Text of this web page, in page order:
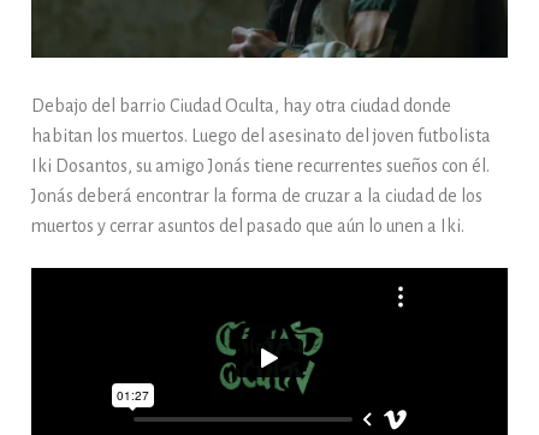
Debajo del barrio Ciudad Oculta, hay otra ciudad donde
habitan los muertos. Luego del asesinato del joven futbolista
Iki Dosantos, su amigo Jonás tiene recurrentes sueños con él.
Jonás deberá encontrar la forma de cruzar a la ciudad de los
muertos y cerrar asuntos del pasado que aún lo unen a Iki.